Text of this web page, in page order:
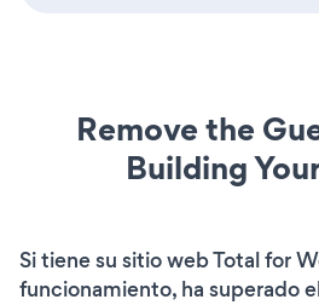
Remove the
Building
Si tiene su sitio web Total for
funcionamiento, ha superado